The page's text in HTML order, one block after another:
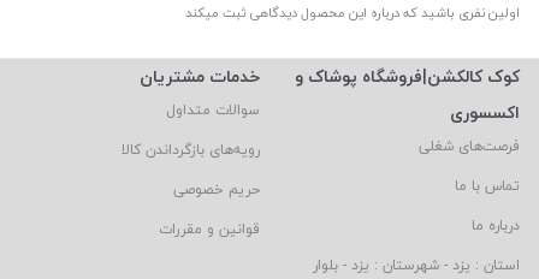
اولین نفری باشید که درباره این محصول دیدگاهی ثبت میکند
کوک کالکشن|فروشگاه پوشاک و
اکسسوری
فرصت‌های شغلی
تماس با ما
درباره ما
استان : یزد - شهرستان : یزد - بلوار
خدمات مشتریان
سوالات متداول
رویه‌های بازگرداندن کالا
حریم خصوصی
قوانین و مقررات